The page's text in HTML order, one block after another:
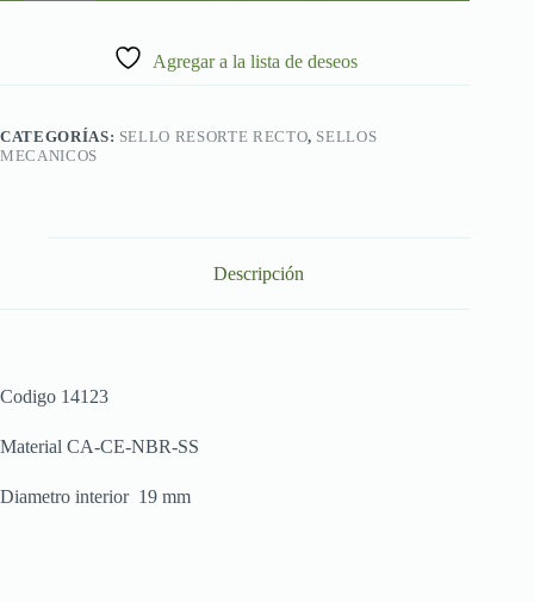
Agregar a la lista de deseos
CATEGORÍAS: SELLO RESORTE RECTO, SELLOS
MECANICOS
Descripción
Codigo 14123
Material CA-CE-NBR-SS
Diametro interior 19 mm